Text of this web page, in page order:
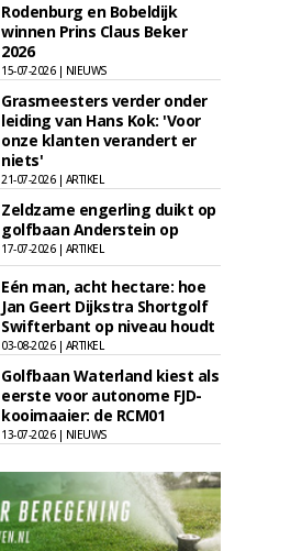
Rodenburg en Bobeldijk
winnen Prins Claus Beker
2026
15-07-2026 | NIEUWS
Grasmeesters verder onder
leiding van Hans Kok: 'Voor
onze klanten verandert er
niets'
21-07-2026 | ARTIKEL
Zeldzame engerling duikt op
golfbaan Anderstein op
17-07-2026 | ARTIKEL
Eén man, acht hectare: hoe
Jan Geert Dijkstra Shortgolf
Swifterbant op niveau houdt
03-08-2026 | ARTIKEL
Golfbaan Waterland kiest als
eerste voor autonome FJD-
kooimaaier: de RCM01
13-07-2026 | NIEUWS